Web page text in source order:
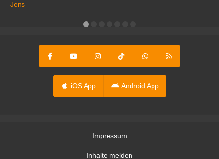
Jens
iOS App Android App
Impressum
Inhalte melden